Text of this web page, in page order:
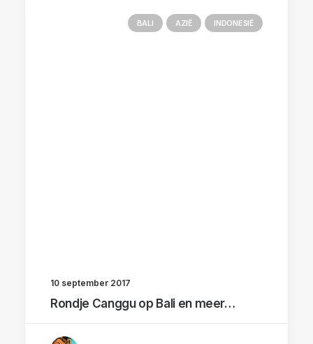
BALI AZIË INDONESIË
10 september 2017
Rondje Canggu op Bali en meer…